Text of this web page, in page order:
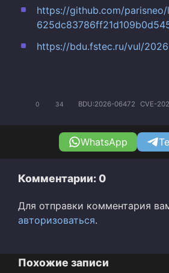
https://github.com/
https://bdu.fstec.ru/vul/
0 34 BDU:2026-06472 CVE-
WhatsApp
Комментарии: 0
Для отправки комментария
авторизоваться.
Похожие записи